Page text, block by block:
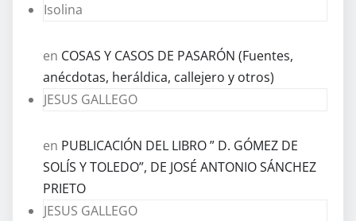
Isolina
en COSAS Y CASOS DE PASARÓN (Fuentes,
anécdotas, heráldica, callejero y otros)
JESUS GALLEGO
en PUBLICACIÓN DEL LIBRO ” D. GÓMEZ DE
SOLÍS Y TOLEDO”, DE JOSÉ ANTONIO SÁNCHEZ
PRIETO
JESUS GALLEGO